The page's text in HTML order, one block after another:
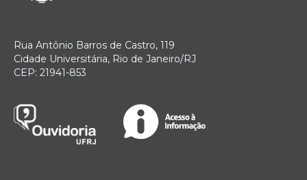
Rua Antônio Barros de Castro, 119
Cidade Universitária, Rio de Janeiro/RJ
CEP: 21941-853